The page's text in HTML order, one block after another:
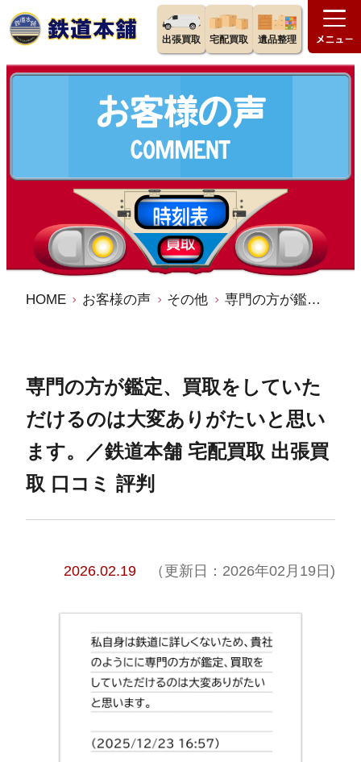
出張買取 宅配買取 遺品整理
HOME お客様の声 その他 専門の方が鑑定、買取をしていただけるのは大変ありがたいと思います。／鉄道本舗 宅配買取 出張買取 口コミ 評判
専門の方が鑑定、買取をしていた
だけるのは大変ありがたいと思い
ます。／鉄道本舗 宅配買取 出張買
取 口コミ 評判
2026.02.19 （更新日：2026年02月19日)